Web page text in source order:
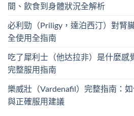
間、飲食到身體狀況全解析
必利勁（Priligy，達泊西汀）對腎
全使用全指南
吃了犀利士（他达拉非）是什麼感
完整服用指南
樂威壯（Vardenafil）完整指南：
與正確服用建議